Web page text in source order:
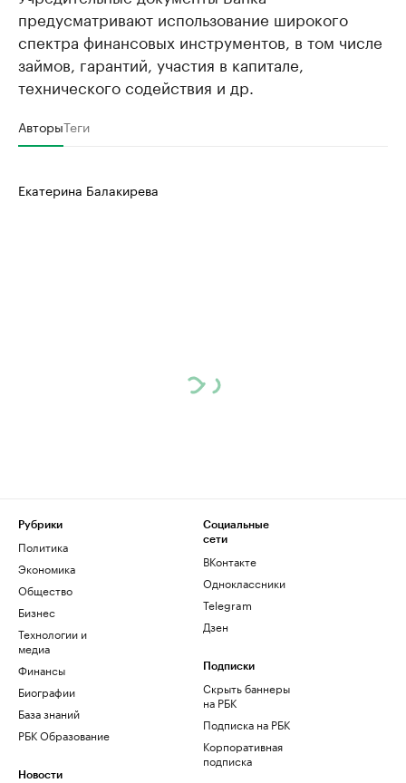
предусматривают использование широкого
спектра финансовых инструментов, в том числе
займов, гарантий, участия в капитале,
технического содействия и др.
АвторыТеги
Екатерина Балакирева
Рубрики
Политика
Экономика
Общество
Бизнес
Технологии и
медиа
Финансы
Биографии
База знаний
РБК Образование
Новости
Социальные
сети
ВКонтакте
Одноклассники
Telegram
Дзен
Подписки
Скрыть баннеры
на РБК
Подписка на РБК
Корпоративная
подписка